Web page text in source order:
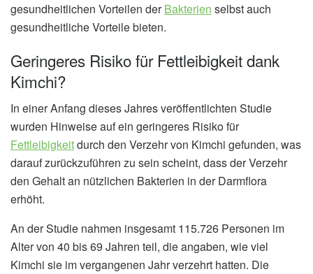
gesundheitlichen Vorteilen derBakterien selbst auch
gesundheitliche Vorteile bieten.
Geringeres Risiko für Fettleibigkeit dank
Kimchi?
In einer Anfang dieses Jahres veröffentlichten Studie
wurden Hinweise auf ein geringeres Risiko für
Fettleibigkeitdurch den Verzehr von Kimchi gefunden, was
darauf zurückzuführen zu sein scheint, dass der Verzehr
den Gehalt an nützlichen Bakterien in der Darmflora
erhöht.
An der Studie nahmen insgesamt 115.726 Personen im
Alter von 40 bis 69 Jahren teil, die angaben, wie viel
Kimchi sie im vergangenen Jahr verzehrt hatten. Die